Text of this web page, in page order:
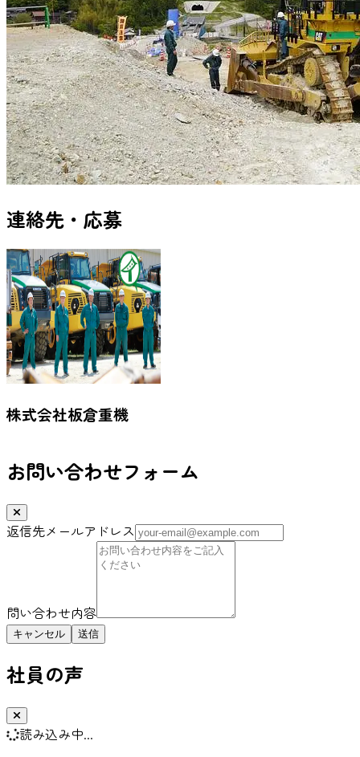
連絡先・応募
株式会社板倉重機
お問い合わせフォーム
返信先メールアドレス
問い合わせ内容
キャンセル
社員の声
読み込み中...